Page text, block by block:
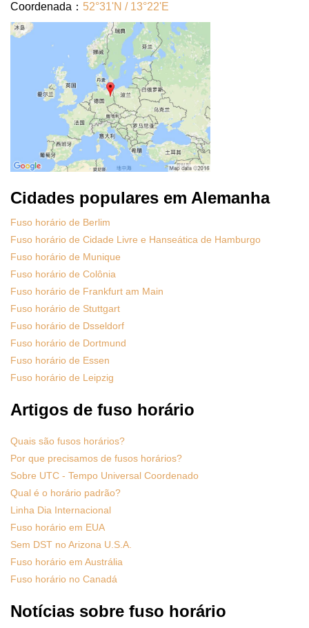
Coordenada： 52°31'N / 13°22'E
Cidades populares em Alemanha
Fuso horário de Berlim
Fuso horário de Cidade Livre e Hanseática de Hamburgo
Fuso horário de Munique
Fuso horário de Colônia
Fuso horário de Frankfurt am Main
Fuso horário de Stuttgart
Fuso horário de Dsseldorf
Fuso horário de Dortmund
Fuso horário de Essen
Fuso horário de Leipzig
Artigos de fuso horário
Quais são fusos horários?
Por que precisamos de fusos horários?
Sobre UTC - Tempo Universal Coordenado
Qual é o horário padrão?
Linha Dia Internacional
Fuso horário em EUA
Sem DST no Arizona U.S.A.
Fuso horário em Austrália
Fuso horário no Canadá
Notícias sobre fuso horário